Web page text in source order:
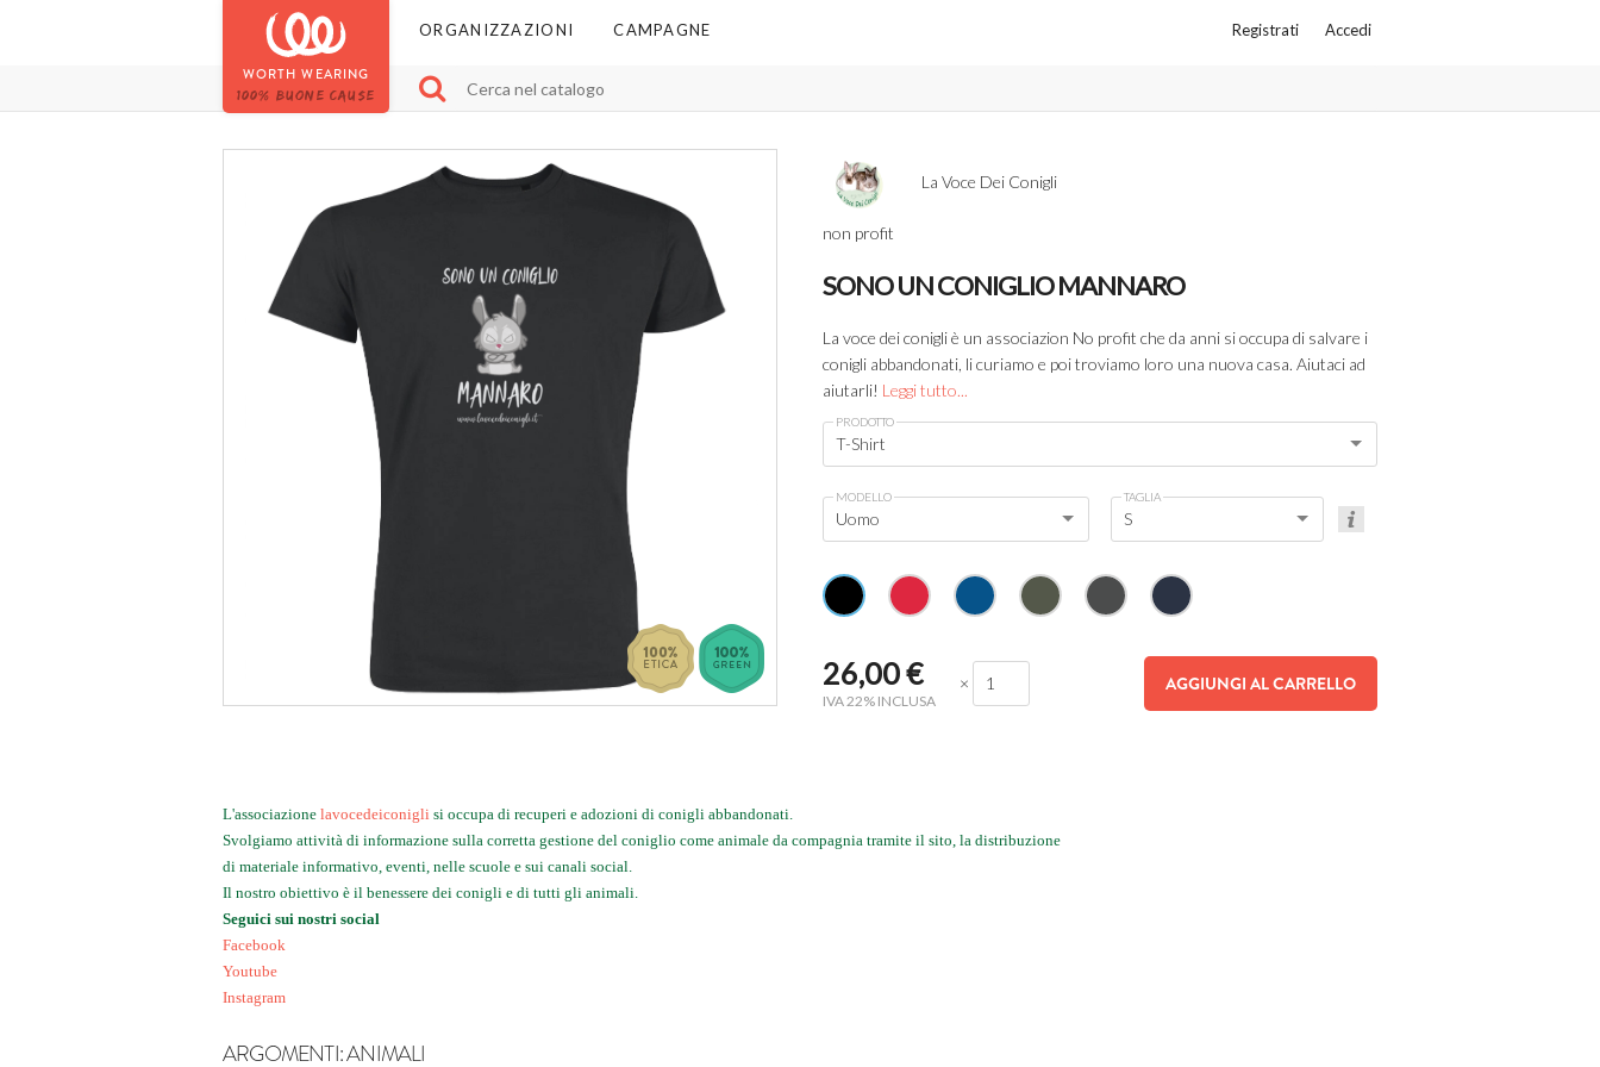
WORTH WEARING
100% BUONE CAUSE
Registrati Accedi
ORGANIZZAZIONI CAMPAGNE
La Voce Dei Conigli
non profit
SONO UN CONIGLIO MANNARO
La voce dei conigli è un associazion No profit che da anni si occupa di salvare i
conigli abbandonati, li curiamo e poi troviamo loro una nuova casa. Aiutaci ad
aiutarli! Leggi tutto...
PRODOTTO
T-Shirt
MODELLO
Uomo
TAGLIA
S
26,00€
IVA 22% INCLUSA
× AGGIUNGI AL CARRELLO
L'associazione lavocedeiconigli si occupa di recuperi e adozioni di conigli abbandonati.
Svolgiamo attività di informazione sulla corretta gestione del coniglio come animale da compagnia tramite il sito, la distribuzione
di materiale informativo, eventi, nelle scuole e sui canali social.
Il nostro obiettivo è il benessere dei conigli e di tutti gli animali.
Seguici sui nostri social
Facebook
Youtube
Instagram
ARGOMENTI:ANIMALI